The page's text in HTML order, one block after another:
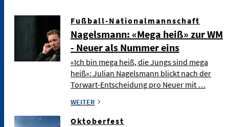
Fußball-Nationalmannschaft
Nagelsmann: «Mega heiß» zur WM
- Neuer als Nummer eins
«Ich bin mega heiß, die Jungs sind mega
heiß»: Julian Nagelsmann blickt nach der
Torwart-Entscheidung pro Neuer mit …
WEITER
Oktoberfest